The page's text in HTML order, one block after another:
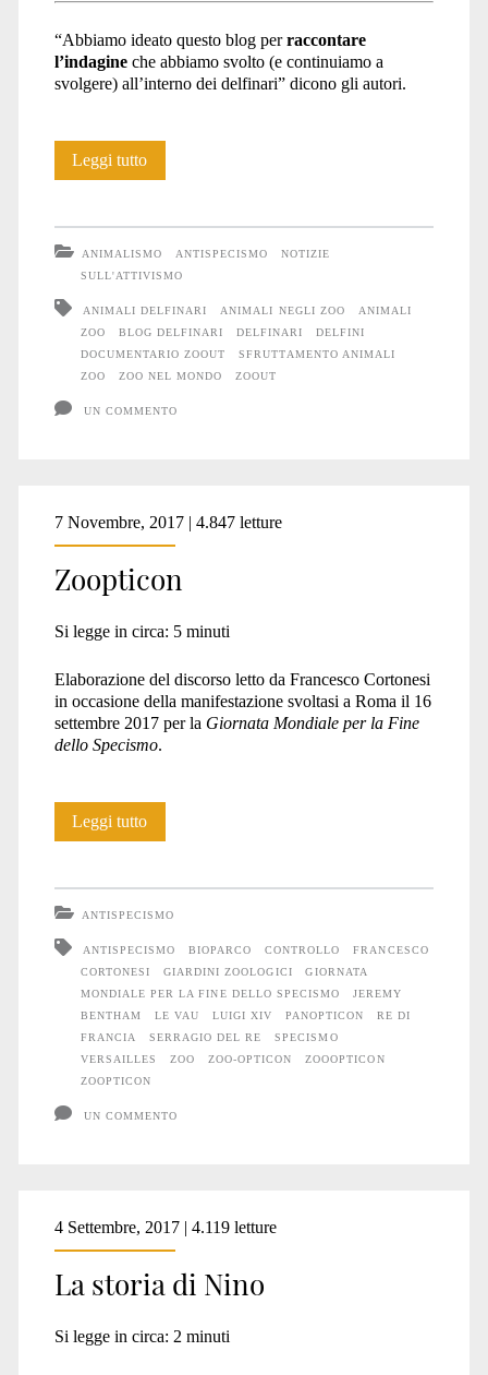
“Abbiamo ideato questo blog perraccontare
l’indagineche abbiamo svolto (e continuiamo a
svolgere) all’interno dei delfinari” dicono gli autori.
Leggi tuttoZOOUT
nuovo
blog
dedicato
ANIMALISMO ANTISPECISMO
NOTIZIE
SULL'ATTIVISMO
ANIMALI DELFINARI ANIMALI NEGLI ZOO
ANIMALI
ZOO
BLOG DELFINARI DELFINARI
DELFINI
DOCUMENTARIO ZOOUT
SFRUTTAMENTO ANIMALI
ZOO
ZOO NEL MONDO ZOOUT
UN COMMENTO
7 Novembre, 2017 | 4.847 letture
Zoopticon
Si legge in circa: 5 minuti
Elaborazione del discorso letto da Francesco Cortonesi
in occasione della manifestazione svoltasi a Roma il 16
settembre 2017 per la Giornata Mondiale per la Fine
dello Specismo.
Leggi tuttoZoopticon
ANTISPECISMO
ANTISPECISMO BIOPARCO CONTROLLO
FRANCESCO
CORTONESI
GIARDINI ZOOLOGICI
GIORNATA
MONDIALE PER LA FINE DELLO SPECISMO
JEREMY
BENTHAM
LE VAU LUIGI XIV PANOPTICON
RE DI
FRANCIA
SERRAGIO DEL RE
SPECISMO
VERSAILLES
ZOO ZOO-OPTICON
ZOOOPTICON
ZOOPTICON
UN COMMENTO
4 Settembre, 2017 | 4.119 letture
La storia di Nino
Si legge in circa: 2 minuti